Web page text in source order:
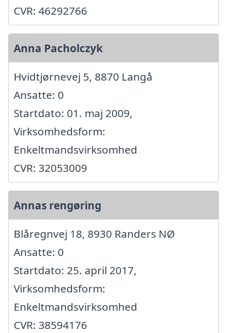
CVR: 46292766
Anna Pacholczyk
Hvidtjørnevej 5, 8870 Langå
Ansatte: 0
Startdato: 01. maj 2009,
Virksomhedsform:
Enkeltmandsvirksomhed
CVR: 32053009
Annas rengøring
Blåregnvej 18, 8930 Randers NØ
Ansatte: 0
Startdato: 25. april 2017,
Virksomhedsform:
Enkeltmandsvirksomhed
CVR: 38594176